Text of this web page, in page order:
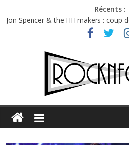
Récents :
Jon Spencer & the HITmakers : coup
Hellfest 2026 vendredi : température
Hellfest 2026 jeudi : impossible de
Première édition du Midgard Festival
Charlie Puth à l’Olympia : la leçon de